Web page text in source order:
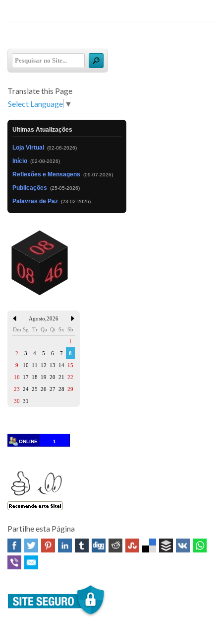
Translate this Page
Select Language ▼
Ultimas Atualizações
Loja Virtual (02-08-2026)
Início (02-08-2026)
Reflexões e Mensagens (09-07-2026)
Publicações (25-05-2026)
Palavras de Paz (23-02-2026)
Agosto 2026
Dm Sg Tr Qa Qi Sx Sb
1
2
3 4 5 6 7
8
9
10 11 12 13 14 15
16 17 18 19 20 21
22
23 24 25 26 27 28 29
30 31
ONLINE 1
Partilhe esta Página